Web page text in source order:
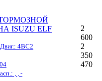
ISUZU ELF
4BC2
, , -
2
600
2
350
470